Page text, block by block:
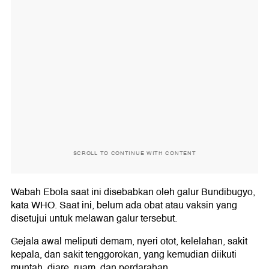
SCROLL TO CONTINUE WITH CONTENT
Wabah Ebola saat ini disebabkan oleh galur Bundibugyo,
kata WHO. Saat ini, belum ada obat atau vaksin yang
disetujui untuk melawan galur tersebut.
Gejala awal meliputi demam, nyeri otot, kelelahan, sakit
kepala, dan sakit tenggorokan, yang kemudian diikuti